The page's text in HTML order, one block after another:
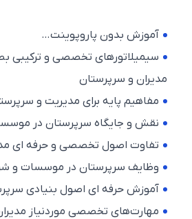
آموزش بدون پاروپوینت…
سیمیلاتورهای تخصصی و ترکیبی
مدیران و سرپرستان
مفاهیم پایه برای مدیریت و سرپرستی
نقش و جایگاه سرپرستان در موسسات
تفاوت اصول تخصصی و حرفه ای
وظایف سرپرستان در موسسات و شرکتها
آموزش حرفه ای اصول بنیادی سرپرستی
مهارت‌های تخصصی موردنیاز مدیران و